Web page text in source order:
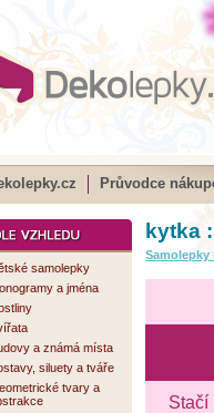
Průvodce
samolepky
a jména
a známá místa
siluety a tváře
tvary a
kytka
Samolepky
Stačí